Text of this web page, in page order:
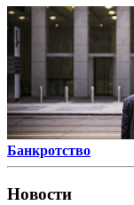
Банкротство
Новости